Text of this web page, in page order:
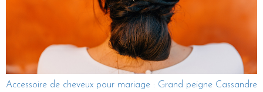
Accessoire de cheveux pour mariage : Grand peigne Cassandre